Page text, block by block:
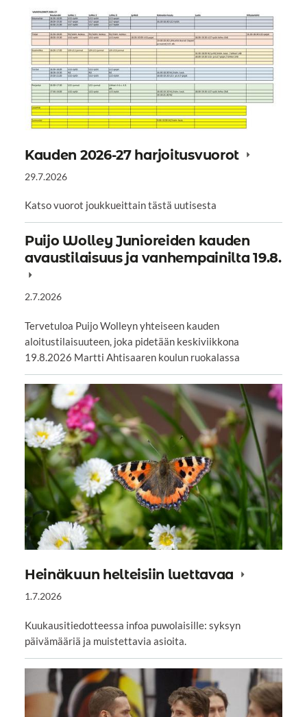
Kauden 2026-27 harjoitusvuorot
29.7.2026
Katso vuorot joukkueittain tästä uutisesta
Puijo Wolley Junioreiden kauden
avaustilaisuus ja vanhempainilta 19.8.
2.7.2026
Tervetuloa Puijo Wolleyn yhteiseen kauden
aloitustilaisuuteen, joka pidetään keskiviikkona
19.8.2026 Martti Ahtisaaren koulun ruokalassa
Heinäkuun helteisiin luettavaa
1.7.2026
Kuukausitiedotteessa infoa puwolaisille: syksyn
päivämääriä ja muistettavia asioita.